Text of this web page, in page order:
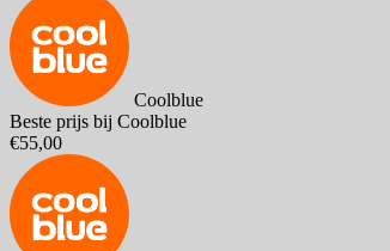
Coolblue
Beste prijs bij Coolblue
€55,00